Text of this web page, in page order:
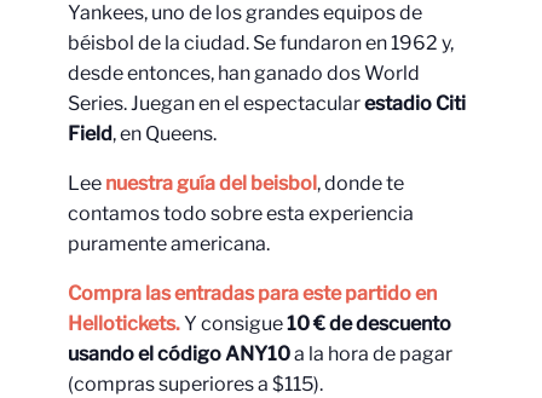
Yankees, uno de los grandes equipos de
béisbol de la ciudad. Se fundaron en 1962 y,
desde entonces, han ganado dos World
Series. Juegan en el espectacularestadio Citi
Field , en Queens.
Lee nuestra guía del beisbol , donde te
contamos todo sobre esta experiencia
puramente americana.
Compra las entradas para este partido en
Hellotickets.Y consigue10 € de descuento
usando el código ANY10a la hora de pagar
(compras superiores a $115).